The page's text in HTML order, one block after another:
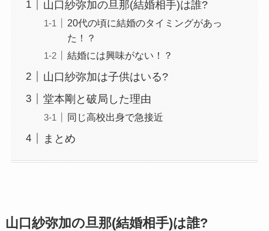
山口紗弥加の旦那(結婚相手)は誰?
20代の頃に結婚のタイミングがあっ
た！？
結婚には興味がない！？
山口紗弥加は子供はいる?
堂本剛と破局した理由
同じ高校出身で急接近
まとめ
山口紗弥加の旦那(結婚相手)は誰?